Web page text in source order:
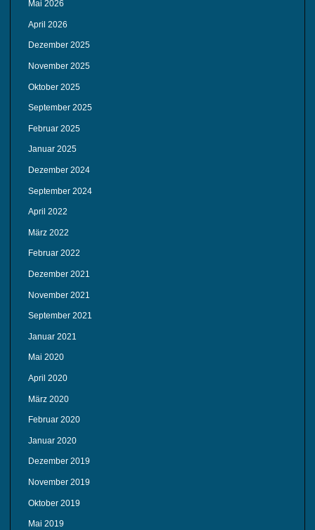
Mai 2026
April 2026
Dezember 2025
November 2025
Oktober 2025
September 2025
Februar 2025
Januar 2025
Dezember 2024
September 2024
April 2022
März 2022
Februar 2022
Dezember 2021
November 2021
September 2021
Januar 2021
Mai 2020
April 2020
März 2020
Februar 2020
Januar 2020
Dezember 2019
November 2019
Oktober 2019
Mai 2019